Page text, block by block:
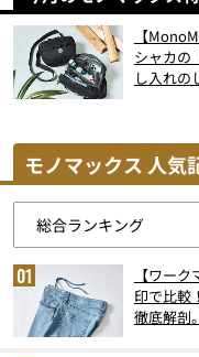
【
シャカの
し入れの
モノマックス 人気
【ワー
印で比較
徹底解剖